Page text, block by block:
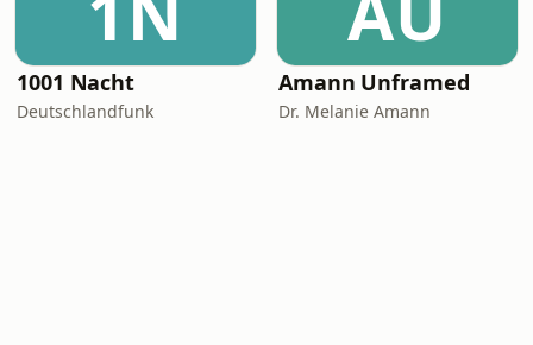
1001 Nacht
Deutschlandfunk
Amann Unframed
Dr. Melanie Amann